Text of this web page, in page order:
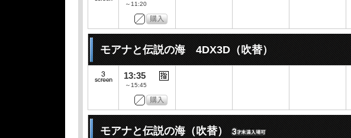
～11:20
モアナと伝説の海 4DX3D（吹替）
13:35
～15:45
モアナと伝説の海（吹替）